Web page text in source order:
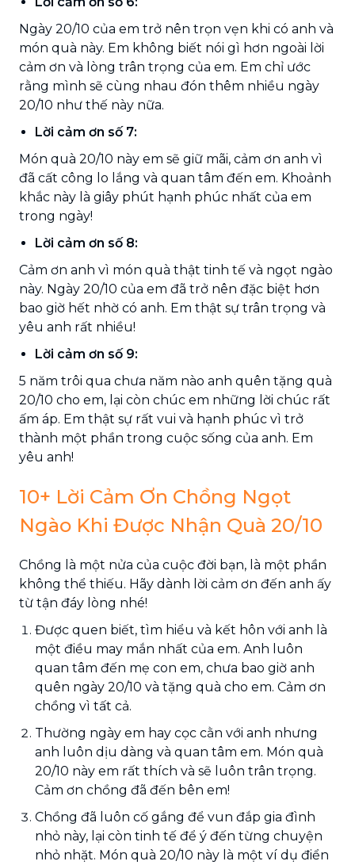
Ngày 20/10 của em trở nên trọn vẹn khi có anh và
món quà này. Em không biết nói gì hơn ngoài lời
cảm ơn và lòng trân trọng của em. Em chỉ ước
rằng mình sẽ cùng nhau đón thêm nhiều ngày
20/10 như thế này nữa.
Lời cảm ơn số 7:
Món quà 20/10 này em sẽ giữ mãi, cảm ơn anh vì
đã cất công lo lắng và quan tâm đến em. Khoảnh
khắc này là giây phút hạnh phúc nhất của em
trong ngày!
Lời cảm ơn số 8:
Cảm ơn anh vì món quà thật tinh tế và ngọt ngào
này. Ngày 20/10 của em đã trở nên đặc biệt hơn
bao giờ hết nhờ có anh. Em thật sự trân trọng và
yêu anh rất nhiều!
Lời cảm ơn số 9:
5 năm trôi qua chưa năm nào anh quên tặng quà
20/10 cho em, lại còn chúc em những lời chúc rất
ấm áp. Em thật sự rất vui và hạnh phúc vì trở
thành một phần trong cuộc sống của anh. Em
yêu anh!
10+ Lời Cảm Ơn Chồng Ngọt
Ngào Khi Được Nhận Quà 20/10
Chồng là một nửa của cuộc đời bạn, là một phần
không thể thiếu. Hãy dành lời cảm ơn đến anh ấy
từ tận đáy lòng nhé!
Được quen biết, tìm hiểu và kết hôn với anh là
một điều may mắn nhất của em. Anh luôn
quan tâm đến mẹ con em, chưa bao giờ anh
quên ngày 20/10 và tặng quà cho em. Cảm ơn
chồng vì tất cả.
Thường ngày em hay cọc cằn với anh nhưng
anh luôn dịu dàng và quan tâm em. Món quà
20/10 này em rất thích và sẽ luôn trân trọng.
Cảm ơn chồng đã đến bên em!
Chồng đã luôn cố gắng để vun đắp gia đình
nhỏ này, lại còn tinh tế để ý đến từng chuyện
nhỏ nhặt. Món quà 20/10 này là một ví dụ điển